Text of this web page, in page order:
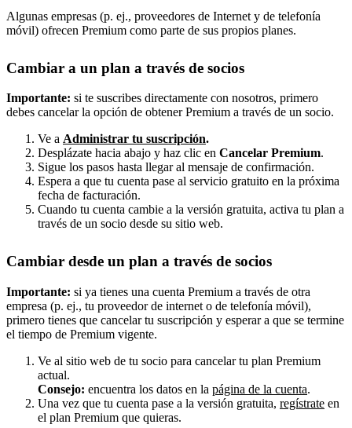
Algunas empresas (p. ej., proveedores de Internet y de telefonía
móvil) ofrecen Premium como parte de sus propios planes.
Cambiar a un plan a través de socios
Importante: si te suscribes directamente con nosotros, primero
debes cancelar la opción de obtener Premium a través de un socio.
Ve a Administrar tu suscripción.
Desplázate hacia abajo y haz clic en Cancelar Premium.
Sigue los pasos hasta llegar al mensaje de confirmación.
Espera a que tu cuenta pase al servicio gratuito en la próxima
fecha de facturación.
Cuando tu cuenta cambie a la versión gratuita, activa tu plan a
través de un socio desde su sitio web.
Cambiar desde un plan a través de socios
Importante: si ya tienes una cuenta Premium a través de otra
empresa (p. ej., tu proveedor de internet o de telefonía móvil),
primero tienes que cancelar tu suscripción y esperar a que se termine
el tiempo de Premium vigente.
Ve al sitio web de tu socio para cancelar tu plan Premium
actual.
Consejo: encuentra los datos en la página de la cuenta.
Una vez que tu cuenta pase a la versión gratuita, regístrate en
el plan Premium que quieras.